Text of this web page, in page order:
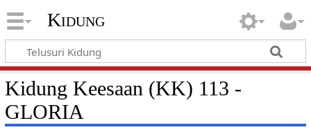
Kidung
Kidung Keesaan (KK) 113 -
GLORIA